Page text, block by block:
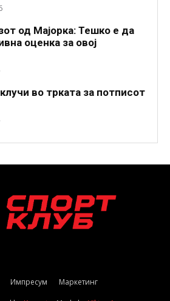
од Мајорка: Тешко е да
оценка за овој
во трката за потписот
Импресум Маркетинг